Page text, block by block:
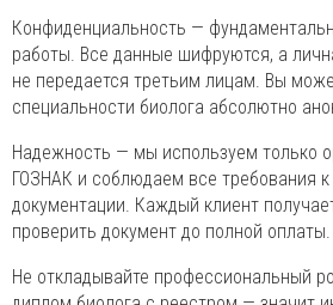
Конфиденциальность —
работы. Все данные шифруются, а
не передается третьим лицам. Вы
специальности биолога абсолютно
Надежность — мы используем только
ГОЗНАК и соблюдаем все требования
документации. Каждый клиент
проверить документ до полной оплаты.
Не откладывайте профессиональный